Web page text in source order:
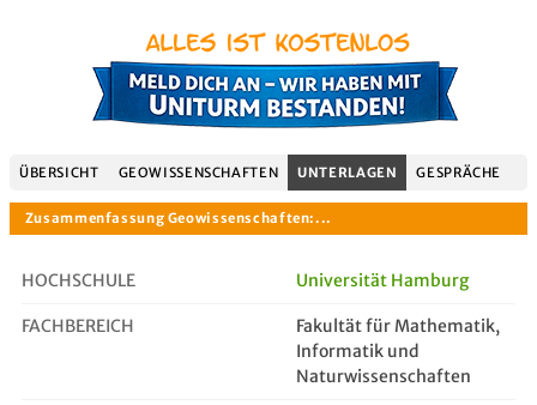
ÜBERSICHT GEOWISSENSCHAFTEN UNTERLAGEN GESPRÄCHE
Zusammenfassung Geowissenschaften:...
HOCHSCHULE Universität Hamburg
FACHBEREICH
Fakultät für Mathematik,
Informatik und
Naturwissenschaften